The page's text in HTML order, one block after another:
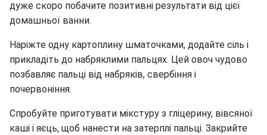
дуже скоро побачите позитивні результати від цієї
домашньої ванни.
Наріжте одну картоплину шматочками, додайте сіль і
прикладіть до набряклими пальцях. Цей овоч чудово
позбавляє пальці від набряків, свербіння і
почервоніння.
Спробуйте приготувати мікстуру з гліцерину, вівсяної
каші і яєць, щоб нанести на затерплі пальці. Закрийте